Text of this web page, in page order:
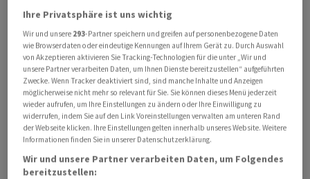
for-like-Basis um 12,9 Prozent auf 387,7 Millionen
Lösungen am Dienstag mitteilte.
Noch besser sah es beim operativen Gewinn aus. Der
bereinigte Betriebsgewinn vor Abschreibungen und
Amortisationen (EBITDA) stieg um 32,8 Prozent auf 79,4
Millionen Franken. Die entsprechende Marge
verbesserte sich auf 20,5 Prozent von 19,8 Prozent im
Vorjahreszeitraum.
Ihre Privatsphäre ist uns wichtig
Wir und unsere 293-Partner speichern und greifen auf personenbezogene Daten
wie Browserdaten oder eindeutige Kennungen auf Ihrem Gerät zu. Durch Auswahl
von Akzeptieren aktivieren Sie Tracking-Technologien für die unter „Wir und
unsere Partner verarbeiten Daten, um Ihnen Dienste bereitzustellen“ aufgeführten
Zwecke. Wenn Tracker deaktiviert sind, sind manche Inhalte und Anzeigen
möglicherweise nicht mehr so relevant für Sie. Sie können dieses Menü jederzeit
wieder aufrufen, um Ihre Einstellungen zu ändern oder Ihre Einwilligung zu
widerrufen, indem Sie auf den Link Voreinstellungen verwalten am unteren Rand
der Webseite klicken. Ihre Einstellungen gelten innerhalb unseres Website. Weitere
Informationen finden Sie in unserer Datenschutzerklärung.
Wir und unsere Partner verarbeiten Daten, um Folgendes
bereitzustellen: